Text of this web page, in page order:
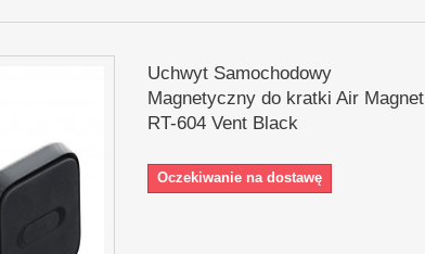
Uchwyt Samochodowy
Magnetyczny do kratki Air Magnet
RT-604 Vent Black
Oczekiwanie na dostawę